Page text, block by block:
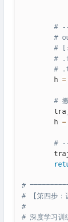
#
#
#
#
#
        h
=
# 搬
        h
=
#
#
# 【第四步：
#
# 深度学习训